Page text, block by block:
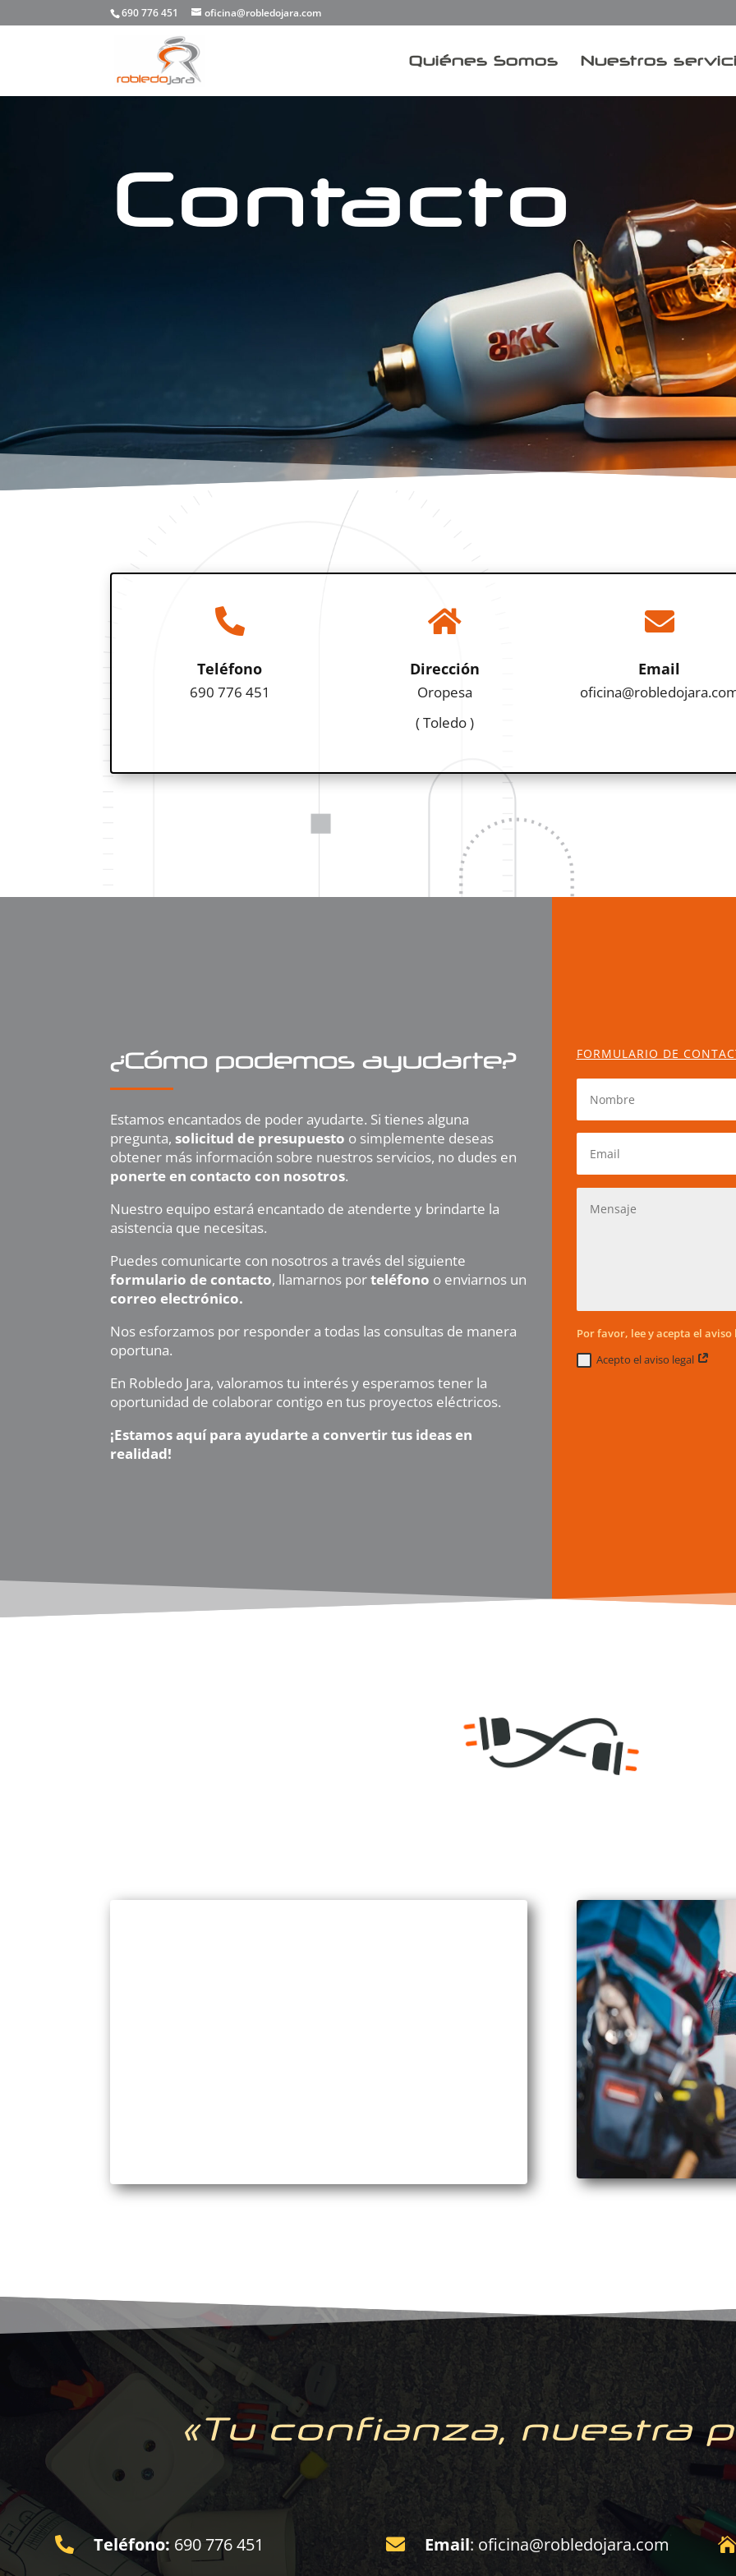
690 776 451 oficina@robledojara.com
Quiénes Somos Nuestros
Contacto

Teléfono
690 776 451

Dirección
Oropesa
( Toledo )

Email
¿Cómo podemos ayudarte?
Estamos encantados de poder ayudarte. Si tienes alguna
pregunta,solicitud de presupuesto o simplemente deseas
obtener más información sobre nuestros servicios, no dudes en
ponerte en contacto con nosotros.
Nuestro equipo estará encantado de atenderte y brindarte la
asistencia que necesitas.
Puedes comunicarte con nosotros a través del siguiente
formulario de contacto, llamarnos porteléfono o enviarnos un
correo electrónico.
Nos esforzamos por responder a todas las consultas de manera
oportuna.
En Robledo Jara, valoramos tu interés y esperamos tener la
oportunidad de colaborar contigo en tus proyectos eléctricos.
¡Estamos aquí para ayudarte a convertir tus ideas en
realidad!
FORMULARIO DE
Por favor, lee y acepta el aviso
Acepto el aviso legal
«Tu confianza, nuestra
 Teléfono: 690 776 451  Email: oficina@robledojara.com 